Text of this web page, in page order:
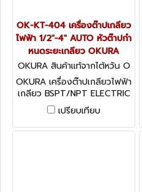
OK-KT-404 เครื่องต๊าปเกลียว
ไฟฟ้า 1/2"-4" AUTO หัวต๊าปกำ
หนดระยะเกลียว OKURA
OKURA สินค้าแท้จากไต้หวัน O
K-KT-404
OKURA เครื่องต๊าปเกลียวไฟฟ้า
เกลียว BSPT/NPT ELECTRIC
THREADING MACHINE อะไหล่
พร้อม
เปรียบเทียบ